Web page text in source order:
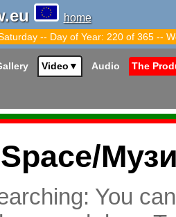
home
-- Day of Year: 220 of 365 --
Video ▼ Audio The
You